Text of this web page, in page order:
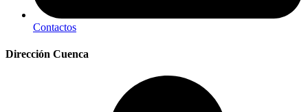
Contactos
Dirección Cuenca